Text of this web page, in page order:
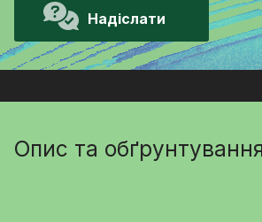
Надіслати
Опис та